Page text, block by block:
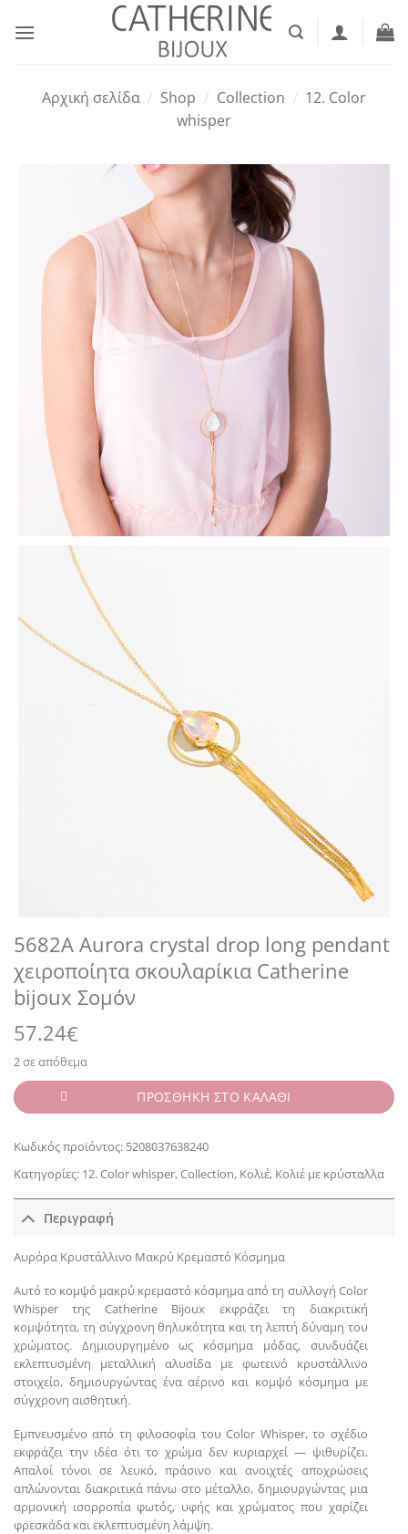
στο
Αρχική σελίδα / Shop / Collection / 12. Color
whisper
5682A Aurora crystal drop long pendant
χειροποίητα σκουλαρίκια Catherine
bijoux Σομόν
57.24€
2 σε απόθεμα
ΠΡΟΣΘΗΚΗ ΣΤΟ ΚΑΛΑΘΙ
Κωδικός προϊόντος: 5208037638240
Κατηγορίες: 12. Color whisper,Collection, Κολιέ, Κολιέ με κρύσταλλα
Περιγραφή
Αυρόρα Κρυστάλλινο Μακρύ Κρεμαστό Κόσμημα
Αυτό το κομψό μακρύ κρεμαστό κόσμημα από τη συλλογή Color
Whisper της Catherine Bijoux εκφράζει τη διακριτική
κομψότητα, τη σύγχρονη θηλυκότητα και τη λεπτή δύναμη του
χρώματος. Δημιουργημένο ως κόσμημα μόδας, συνδυάζει
εκλεπτυσμένη μεταλλική αλυσίδα με φωτεινό κρυστάλλινο
στοιχείο, δημιουργώντας ένα αέρινο και κομψό κόσμημα με
σύγχρονη αισθητική.
Εμπνευσμένο από τη φιλοσοφία του Color Whisper, το σχέδιο
εκφράζει την ιδέα ότι το χρώμα δεν κυριαρχεί — ψιθυρίζει.
Απαλοί τόνοι σε λευκό, πράσινο και ανοιχτές αποχρώσεις
απλώνονται διακριτικά πάνω στο μέταλλο, δημιουργώντας μια
αρμονική ισορροπία φωτός, υφής και χρώματος που χαρίζει
φρεσκάδα και εκλεπτυσμένη λάμψη.